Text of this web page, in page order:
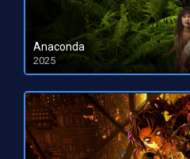
Anaconda
2025
HD 1080pHD 720p